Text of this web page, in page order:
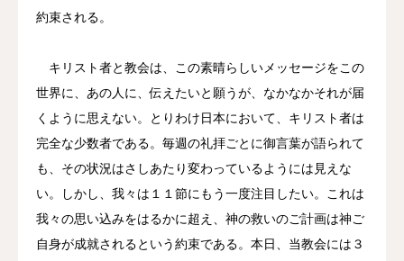
約束される。
キリスト者と教会は、この素晴らしいメッセージをこの
世界に、あの人に、伝えたいと願うが、なかなかそれが届
くように思えない。とりわけ日本において、キリスト者は
完全な少数者である。毎週の礼拝ごとに御言葉が語られて
も、その状況はさしあたり変わっているようには見えな
い。しかし、我々は１１節にもう一度注目したい。これは
我々の思い込みをはるかに超え、神の救いのご計画は神ご
自身が成就されるという約束である。本日、当教会には３